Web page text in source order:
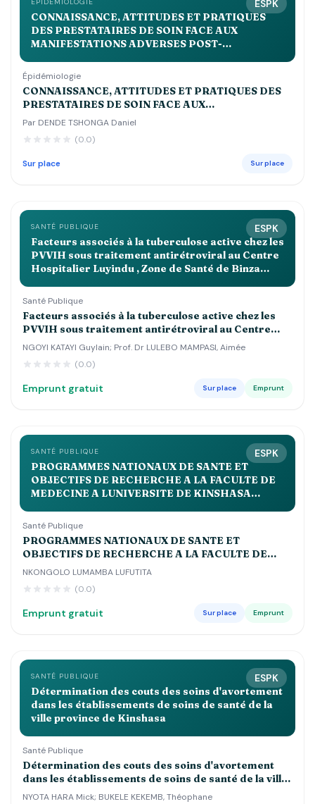
ESPK
ÉPIDÉMIOLOGIE
CONNAISSANCE, ATTITUDES ET PRATIQUES
DES PRESTATAIRES DE SOIN FACE AUX
MANIFESTATIONS ADVERSES POST-
KALEME EN 2023
Épidémiologie
CONNAISSANCE, ATTITUDES ET PRATIQUES DES
PRESTATAIRES DE SOIN FACE AUX
MANIFESTATIONS ADVERSES POST-
KALEME EN 2023
Par DENDE TSHONGA Daniel
(0.0)
Sur place Sur place
ESPK
SANTÉ PUBLIQUE
Facteurs associés à la tuberculose active chez les
PVVIH sous traitement antirétroviral au Centre
Hospitalier Luyindu , Zone de Santé de Binza
Santé Publique
Facteurs associés à la tuberculose active chez les
PVVIH sous traitement antirétroviral au Centre
Hospitalier Luyindu , Zone de Santé de Binza Ozone
Kinshasa 2021 2022
NGOYI KATAYI Guylain; Prof. Dr LULEBO MAMPASI, Aimée
(0.0)
Emprunt gratuit Sur place Emprunt
ESPK
SANTÉ PUBLIQUE
PROGRAMMES NATIONAUX DE SANTE ET
OBJECTIFS DE RECHERCHE A LA FACULTE DE
MEDECINE A LUNIVERSITE DE KINSHASA
Santé Publique
PROGRAMMES NATIONAUX DE SANTE ET
OBJECTIFS DE RECHERCHE A LA FACULTE DE
MEDECINE A LUNIVERSITE DE KINSHASA
NKONGOLO LUMAMBA LUFUTITA
(0.0)
Emprunt gratuit Sur place Emprunt
ESPK
SANTÉ PUBLIQUE
Détermination des couts des soins d'avortement
dans les établissements de soins de santé de la
ville province de Kinshasa
Santé Publique
Détermination des couts des soins d'avortement
dans les établissements de soins de santé de la ville
province de Kinshasa
NYOTA HARA Mick; BUKELE KEKEMB, Théophane